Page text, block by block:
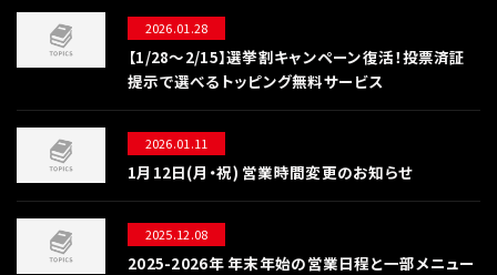
2026.01.28
【1/28〜2/15】選挙割キャンペーン復活！投票済証
提示で選べるトッピング無料サービス
2026.01.11
1月12日(月・祝) 営業時間変更のお知らせ
2025.12.08
2025-2026年 年末年始の営業日程と一部メニュー